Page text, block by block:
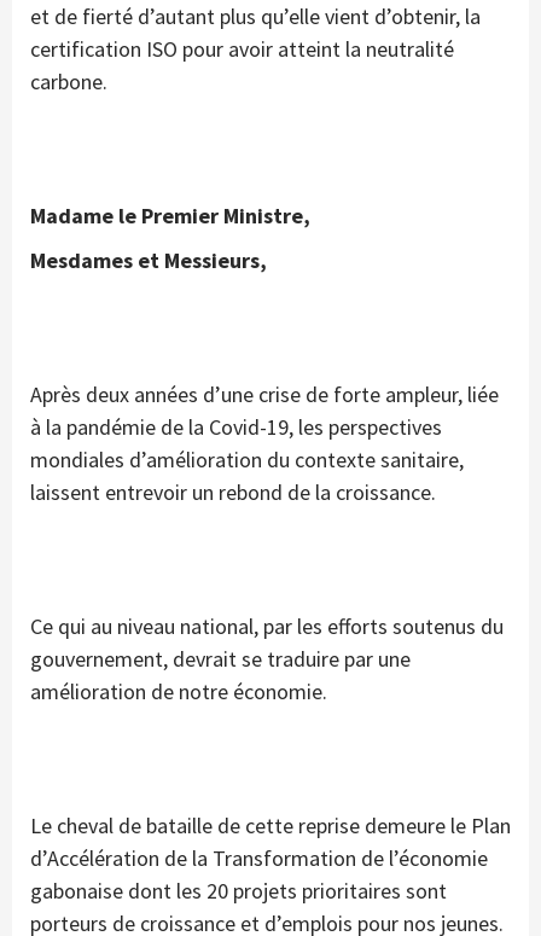
et de fierté d’autant plus qu’elle vient d’obtenir, la
certification ISO pour avoir atteint la neutralité
carbone.
Madame le Premier Ministre,
Mesdames et Messieurs,
Après deux années d’une crise de forte ampleur, liée
à la pandémie de la Covid-19, les perspectives
mondiales d’amélioration du contexte sanitaire,
laissent entrevoir un rebond de la croissance.
Ce qui au niveau national, par les efforts soutenus du
gouvernement, devrait se traduire par une
amélioration de notre économie.
Le cheval de bataille de cette reprise demeure le Plan
d’Accélération de la Transformation de l’économie
gabonaise dont les 20 projets prioritaires sont
porteurs de croissance et d’emplois pour nos jeunes.